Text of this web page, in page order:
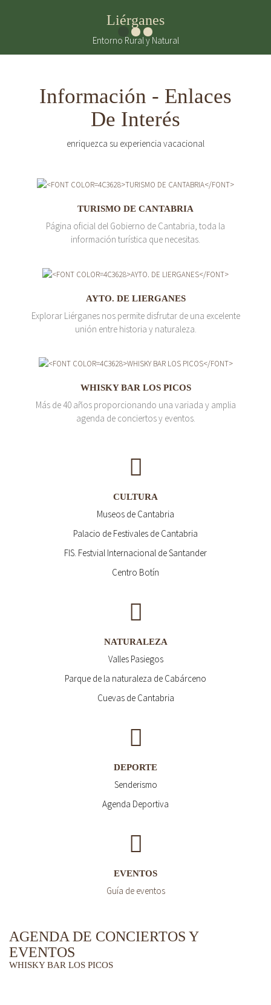
Liérganes
Entorno Rural y Natural
Información - Enlaces
De Interés
enriquezca su experiencia vacacional
TURISMO DE CANTABRIA
Página oficial del Gobierno de Cantabria, toda la
información turística que necesitas.
AYTO. DE LIERGANES
Explorar Liérganes nos permite disfrutar de una excelente
unión entre historia y naturaleza.
WHISKY BAR LOS PICOS
Más de 40 años proporcionando una variada y amplia
agenda de conciertos y eventos.
CULTURA
Museos de Cantabria
Palacio de Festivales de Cantabria
FIS. Festvial Internacional de Santander
Centro Botín
NATURALEZA
Valles Pasiegos
Parque de la naturaleza de Cabárceno
Cuevas de Cantabria
DEPORTE
Senderismo
Agenda Deportiva
EVENTOS
Guía de eventos
AGENDA DE CONCIERTOS Y
EVENTOS
WHISKY BAR LOS PICOS